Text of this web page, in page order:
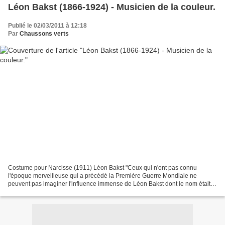
Léon Bakst (1866-1924) - Musicien de la couleur.
Publié le 02/03/2011 à 12:18
Par Chaussons verts
Costume pour Narcisse (1911) Léon Bakst "Ceux qui n'ont pas connu
l'époque merveilleuse qui a précédé la Première Guerre Mondiale ne
peuvent pas imaginer l'influence immense de Léon Bakst dont le nom était